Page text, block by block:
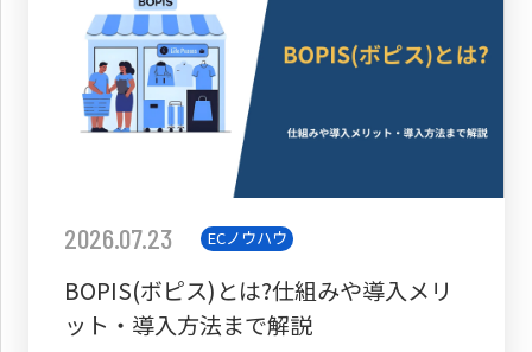
2026.07.23 ECノウハウ
BOPIS(ボピス)とは?仕組みや導入メリ
ット・導入方法まで解説